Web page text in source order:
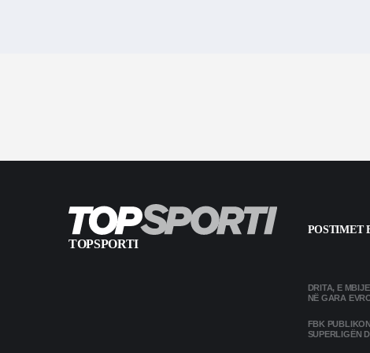
TOPSPORTI
POSTIMET
DRITA, E
NË GARA
FBK
SUPERLIGËN